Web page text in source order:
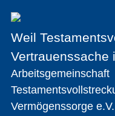
Weil
Vertrauenssache
Arbeitsgemeinschaft
Vermögenssorge e.V.